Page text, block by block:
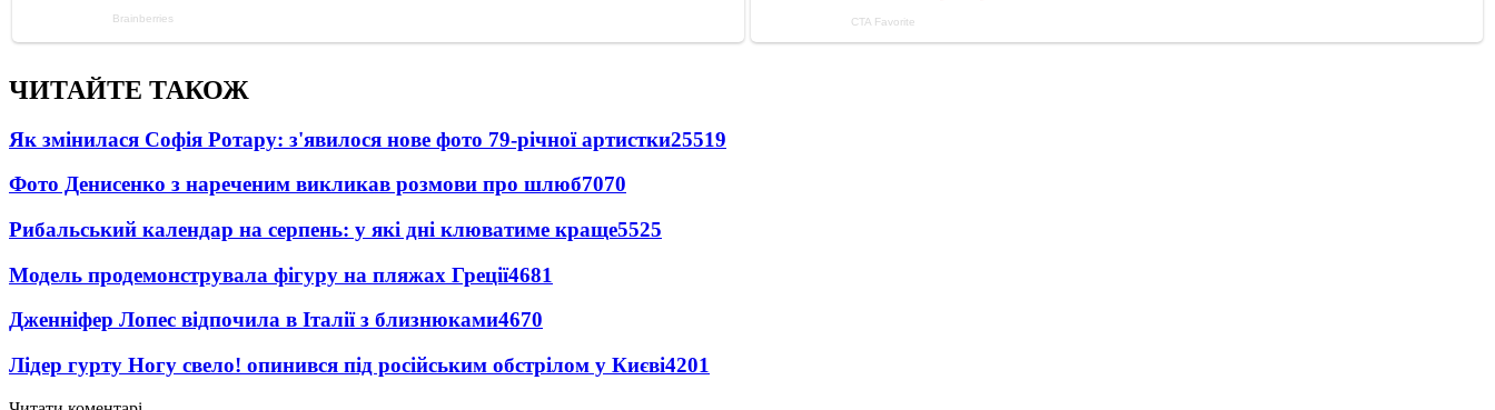
ЧИТАЙТЕ ТАКОЖ
Як змінилася Софія Ротару: з'явилося нове фото 79-річної артистки25519
Фото Денисенко з нареченим викликав розмови про шлюб7070
Рибальський календар на серпень: у які дні клюватиме краще5525
Модель продемонструвала фігуру на пляжах Греції4681
Дженніфер Лопес відпочила в Італії з близнюками4670
Лідер гурту Ногу свело! опинився під російським обстрілом у Києві4201